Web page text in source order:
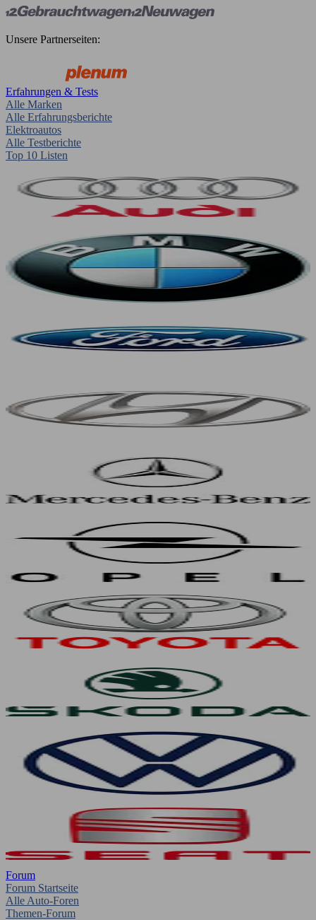
Unsere Partnerseiten:
Erfahrungen & Tests
Alle Marken
Alle Erfahrungsberichte
Elektroautos
Alle Testberichte
Top 10 Listen
Forum
Forum Startseite
Alle Auto-Foren
Themen-Forum